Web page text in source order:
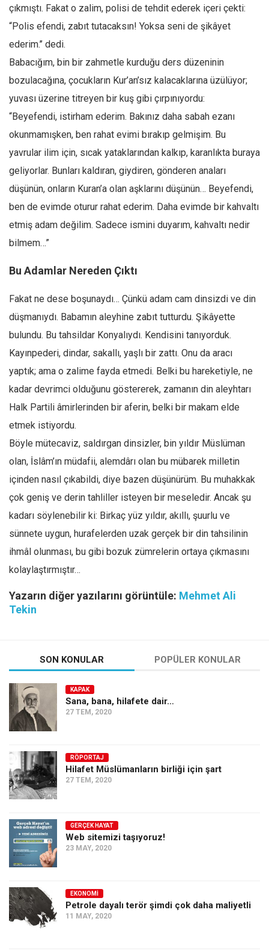
çıkmıştı. Fakat o zalim, polisi de tehdit ederek içeri çekti:
“Polis efendi, zabıt tutacaksın! Yoksa seni de şikâyet
ederim.’’ dedi.
Babacığım, bin bir zahmetle kurduğu ders düzeninin
bozulacağına, çocukların Kur’an’sız kalacaklarına üzülüyor;
yuvası üzerine titreyen bir kuş gibi çırpınıyordu:
“Beyefendi, istirham ederim. Bakınız daha sabah ezanı
okunmamışken, ben rahat evimi bırakıp gelmişim. Bu
yavrular ilim için, sıcak yataklarından kalkıp, karanlıkta buraya
geliyorlar. Bunları kaldıran, giydiren, gönderen anaları
düşünün, onların Kuran’a olan aşklarını düşünün… Beyefendi,
ben de evimde oturur rahat ederim. Daha evimde bir kahvaltı
etmiş adam değilim. Sadece ismini duyarım, kahvaltı nedir
bilmem…”
Bu Adamlar Nereden Çıktı
Fakat ne dese boşunaydı… Çünkü adam cam dinsizdi ve din
düşmanıydı. Babamın aleyhine zabıt tutturdu. Şikâyette
bulundu. Bu tahsildar Konyalıydı. Kendisini tanıyorduk.
Kayınpederi, dindar, sakallı, yaşlı bir zattı. Onu da aracı
yaptık; ama o zalime fayda etmedi. Belki bu hareketiyle, ne
kadar devrimci olduğunu göstererek, zamanın din aleyhtarı
Halk Partili âmirlerinden bir aferin, belki bir makam elde
etmek istiyordu.
Böyle mütecaviz, saldırgan dinsizler, bin yıldır Müslüman
olan, İslâm’ın müdafii, alemdârı olan bu mübarek milletin
içinden nasıl çıkabildi, diye bazen düşünürüm. Bu muhakkak
çok geniş ve derin tahliller isteyen bir meseledir. Ancak şu
kadarı söylenebilir ki: Birkaç yüz yıldır, akıllı, şuurlu ve
sünnete uygun, hurafelerden uzak gerçek bir din tahsilinin
ihmâl olunması, bu gibi bozuk zümrelerin ortaya çıkmasını
kolaylaştırmıştır…
Yazarın diğer yazılarını görüntüle: Mehmet Ali
Tekin
SON KONULAR POPÜLER KONULAR
KAPAK
Sana, bana, hilafete dair…
27 TEM, 2020
RÖPORTAJ
Hilafet Müslümanların birliği için şart
27 TEM, 2020
GERÇEK HAYAT
Web sitemizi taşıyoruz!
23 MAY, 2020
EKONOMI
Petrole dayalı terör şimdi çok daha maliyetli
11 MAY, 2020